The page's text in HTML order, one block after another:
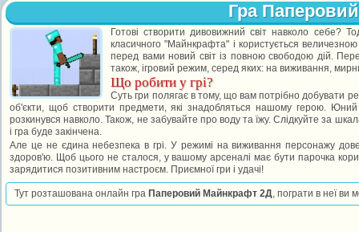
Гра
Готові створити дивовижний світ навколо
класичного "Майнкрафта" і користується
перед вами новий світ із повною свободою дій.
також, ігровий режим, серед яких: на виживання,
Що робити у грі?
Суть гри полягає в тому, що вам потрібно добувати
об'єкти, щоб створити предмети, які знадобляться нашому герою.
розкинувся навколо. Також, не забувайте про воду та їжу. Слідкуйте за
і гра буде закінчена.
Але це не єдина небезпека в грі. У режимі на виживання персонажу
здоров'ю. Щоб цього не сталося, у вашому арсеналі має бути парочка
зарядитися позитивним настроєм. Приємної гри і удачі!
Тут розташована онлайн гра Паперовий Майнкрафт 2Д, пограти в неї ви